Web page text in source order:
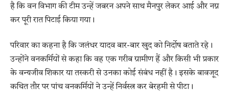
है कि वन विभाग की टीम उन्हें जबरन अपने साथ मैनपुर लेकर आई और नग्न
कर पूरी रात पिटाई किया गया।
परिवार का कहना है कि जलंधर यादव बार-बार खुद को निर्दोष बताते रहे।
उन्होंने वनकर्मियों से कहा कि वह एक गरीब ग्रामीण हैं और किसी भी प्रकार
के वन्यजीव शिकार या तस्करी से उनका कोई संबंध नहीं है। इसके बावजूद
कथित तौर पर पांच वनकर्मियों ने उन्हें निर्वस्त्र कर बेरहमी से पीटा।